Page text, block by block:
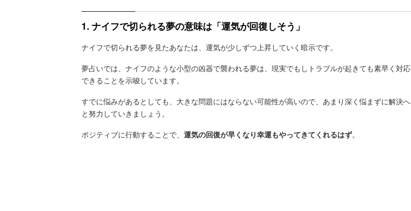
1. ナイフで切られる夢の意味は「運気が回復しそう」
ナイフで切られる夢を見たあなたは、運気が少しずつ上昇していく暗示です。
夢占いでは、ナイフのような小型の凶器で襲われる夢は、現実でもしトラブルが起きても素早く対応
できることを示唆しています。
すでに悩みがあるとしても、大きな問題にはならない可能性が高いので、あまり深く悩まずに解決へ
と努力していきましょう。
ポジティブに行動することで、 運気の回復が早くなり幸運もやってきてくれるはず。